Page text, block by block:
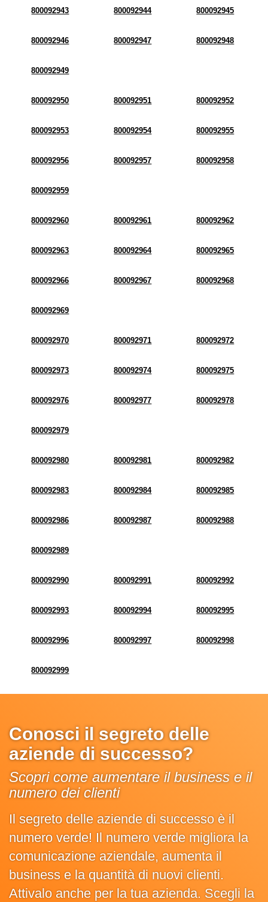
800092943 800092944 800092945
800092946 800092947 800092948
800092949
800092950 800092951 800092952
800092953 800092954 800092955
800092956 800092957 800092958
800092959
800092960 800092961 800092962
800092963 800092964 800092965
800092966 800092967 800092968
800092969
800092970 800092971 800092972
800092973 800092974 800092975
800092976 800092977 800092978
800092979
800092980 800092981 800092982
800092983 800092984 800092985
800092986 800092987 800092988
800092989
800092990 800092991 800092992
800092993 800092994 800092995
800092996 800092997 800092998
800092999
Conosci il segreto delle
aziende di successo?
Scopri come aumentare il business e il
numero dei clienti
Il segreto delle aziende di successo è il
numero verde! Il numero verde migliora la
comunicazione aziendale, aumenta il
business e la quantità di nuovi clienti.
Attivalo anche per la tua azienda. Scegli la